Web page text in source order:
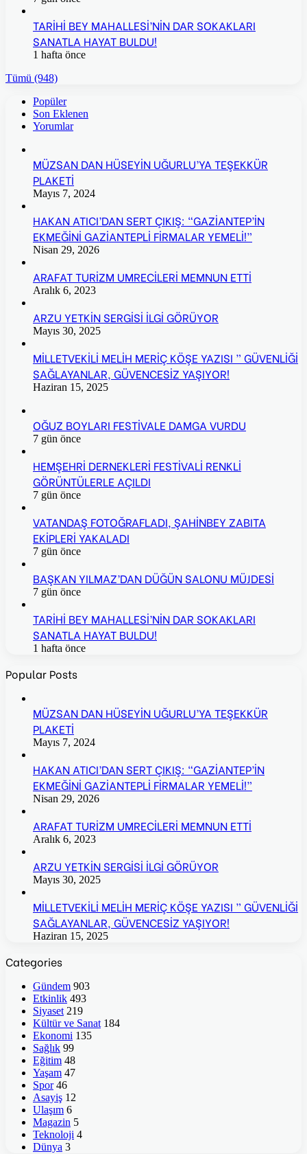
TARİHİ BEY MAHALLESİ’NİN DAR SOKAKLARI
SANATLA HAYAT BULDU!
1 hafta önce
Tümü (948)
Popüler
Son Eklenen
Yorumlar
MÜZSAN DAN HÜSEYİN UĞURLU’YA TEŞEKKÜR
PLAKETİ
Mayıs 7, 2024
HAKAN ATICI’DAN SERT ÇIKIŞ: “GAZİANTEP’İN
EKMEĞİNİ GAZİANTEPLİ FİRMALAR YEMELİ!”
Nisan 29, 2026
ARAFAT TURİZM UMRECİLERİ MEMNUN ETTİ
Aralık 6, 2023
ARZU YETKİN SERGİSİ İLGİ GÖRÜYOR
Mayıs 30, 2025
MİLLETVEKİLİ MELİH MERİÇ KÖŞE YAZISI ” GÜVENLİĞİ
SAĞLAYANLAR, GÜVENCESİZ YAŞIYOR!
Haziran 15, 2025
OĞUZ BOYLARI FESTİVALE DAMGA VURDU
7 gün önce
HEMŞEHRİ DERNEKLERİ FESTİVALİ RENKLİ
GÖRÜNTÜLERLE AÇILDI
7 gün önce
VATANDAŞ FOTOĞRAFLADI, ŞAHİNBEY ZABITA
EKİPLERİ YAKALADI
7 gün önce
BAŞKAN YILMAZ’DAN DÜĞÜN SALONU MÜJDESİ
7 gün önce
TARİHİ BEY MAHALLESİ’NİN DAR SOKAKLARI
SANATLA HAYAT BULDU!
1 hafta önce
Popular Posts
MÜZSAN DAN HÜSEYİN UĞURLU’YA TEŞEKKÜR
PLAKETİ
Mayıs 7, 2024
HAKAN ATICI’DAN SERT ÇIKIŞ: “GAZİANTEP’İN
EKMEĞİNİ GAZİANTEPLİ FİRMALAR YEMELİ!”
Nisan 29, 2026
ARAFAT TURİZM UMRECİLERİ MEMNUN ETTİ
Aralık 6, 2023
ARZU YETKİN SERGİSİ İLGİ GÖRÜYOR
Mayıs 30, 2025
MİLLETVEKİLİ MELİH MERİÇ KÖŞE YAZISI ” GÜVENLİĞİ
SAĞLAYANLAR, GÜVENCESİZ YAŞIYOR!
Haziran 15, 2025
Categories
Gündem 903
Etkinlik 493
Siyaset 219
Kültür ve Sanat 184
Ekonomi 135
Sağlık 99
Eğitim 48
Yaşam 47
Spor 46
Asayiş 12
Ulaşım 6
Magazin 5
Teknoloji 4
Dünya 3